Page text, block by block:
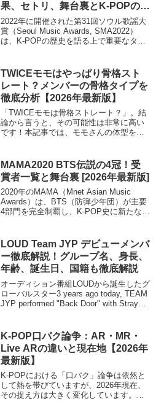
果、セトリ、舞台裏とK-POPの未
来
2022年に開催された第31回ソウル歌謡大
賞（Seoul Music Awards, SMA2022）
は、K-POPの歴史を語る上で重要なター
振り返りつつ、その後のK-...
TWICEモモはやっぱり骨格スト
レート？メンバーの骨格タイプを
徹底分析【2026年最新版】
「TWICEモモは骨格ストレート？」。結
論から言うと、その可能性は非常に高い
です！本記事では、モモさんの体型を詳
に迫ります。さらに、TWICEメンバー全
員の骨格タイプを...
MAMA2020 BTS伝説の4冠！受
賞者一覧と舞台裏 [2026年最新版]
2020年のMAMA（Mnet Asian Music
Awards）は、BTS（防弾少年団）が主要
4部門を完全制覇し、K-POP史に新たな金
上初の「非対面（Untac...
LOUD Team JYP デビューメンバ
ー徹底解説！グループ名、身長、
年齢、誕生日、国籍も徹底解説
オーディション番組LOUDから誕生したグ
ローバルスター3 years ago today, TEAM
JYP performed "Back Door" with Stray
K-POP口パク論争：AR・MR・
Live ARの違いと現在地【2026年
最新版】
K-POPにおける「口パク」論争は依然と
して熱を帯びていますが、2026年現在、
その捉え方は大きく変化しています。本